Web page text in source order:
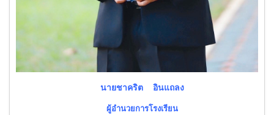
นายชาคริต อินแถลง
ผู้อำนวยการโรงเรียน